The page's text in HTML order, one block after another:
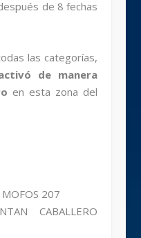
de 8 fechas
las categorías,
de manera
en esta zona del
207
CABALLERO